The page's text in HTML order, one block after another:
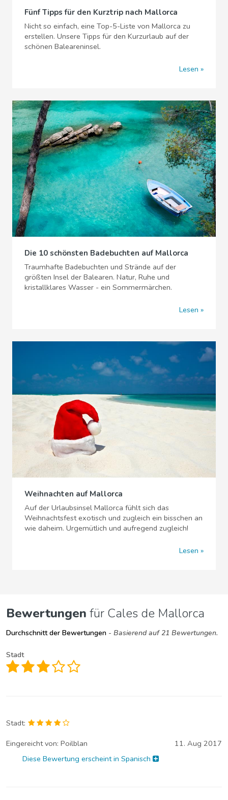
Fünf Tipps für den Kurztrip nach Mallorca
Nicht so einfach, eine Top-5-Liste von Mallorca zu
erstellen. Unsere Tipps für den Kurzurlaub auf der
schönen Baleareninsel.
Lesen
Die 10 schönsten Badebuchten auf Mallorca
Traumhafte Badebuchten und Strände auf der
größten Insel der Balearen. Natur, Ruhe und
kristallklares Wasser - ein Sommermärchen.
Lesen
Weihnachten auf Mallorca
Auf der Urlaubsinsel Mallorca fühlt sich das
Weihnachtsfest exotisch und zugleich ein bisschen an
wie daheim. Urgemütlich und aufregend zugleich!
Lesen
Bewertungen für Cales de Mallorca
Durchschnitt der Bewertungen - Basierend auf 21 Bewertungen.
Stadt
Stadt:
Eingereicht von: Poilblan
11. Aug 2017
Diese Bewertung erscheint in Spanisch